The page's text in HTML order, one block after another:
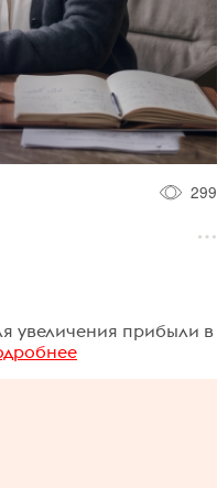
299
увеличения прибыли в